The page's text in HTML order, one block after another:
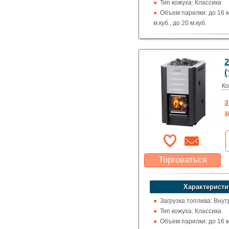
Тип кожуха: Классика
Объем парилки: до 16
м.куб., до 20 м.куб.
Дверца: Со стеклом
Топка (материал):
Использование: Для
коммерции
Производитель:
Торговаться
Какая цена Вас
устроит?
Указать цену
Загрузка топлива:
Тип кожуха: Классика
Объем парилки: до 16